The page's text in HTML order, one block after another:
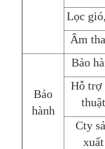
Lọc
Âm
Bảo
hành
Bảo
Hỗ trợ
thuật
Cty
xuất